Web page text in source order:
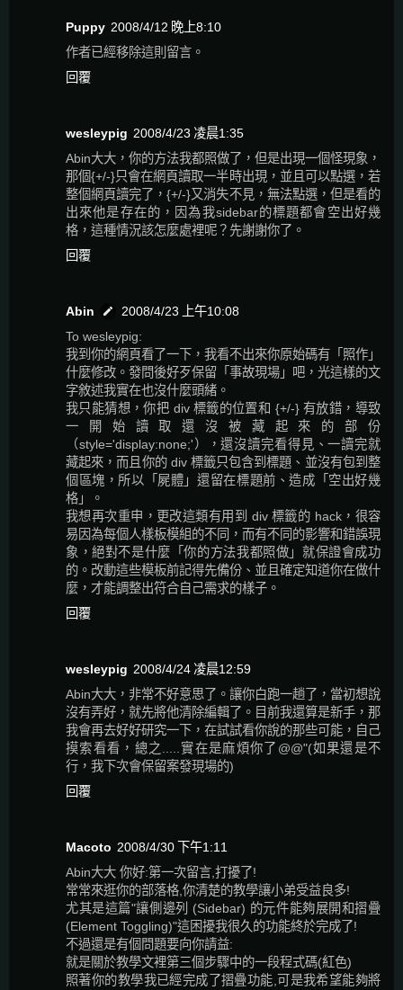
Puppy 2008/4/12 晚上8:10
作者已經移除這則留言。
回覆
wesleypig 2008/4/23 凌晨1:35
Abin大大，你的方法我都照做了，但是出現一個怪現象，
那個{+/-}只會在網頁讀取一半時出現，並且可以點選，若
整個網頁讀完了，{+/-}又消失不見，無法點選，但是看的
出來他是存在的，因為我sidebar的標題都會空出好幾
格，這種情況該怎麼處裡呢？先謝謝你了。
回覆
Abin
2008/4/23 上午10:08
To wesleypig:
我到你的網頁看了一下，我看不出來你原始碼有「照作」
什麼修改。發問後好歹保留「事故現場」吧，光這樣的文
字敘述我實在也沒什麼頭緒。
我只能猜想，你把 div 標籤的位置和 {+/-} 有放錯，導致
一開始讀取還沒被藏起來的部份
（style='display:none;'），還沒讀完看得見、一讀完就
藏起來，而且你的 div 標籤只包含到標題、並沒有包到整
個區塊，所以「屍體」還留在標題前、造成「空出好幾
格」。
我想再次重申，更改這類有用到 div 標籤的 hack，很容
易因為每個人樣板模組的不同，而有不同的影響和錯誤現
象，絕對不是什麼「你的方法我都照做」就保證會成功
的。改動這些模板前記得先備份、並且確定知道你在做什
麼，才能調整出符合自己需求的樣子。
回覆
wesleypig 2008/4/24 凌晨12:59
Abin大大，非常不好意思了。讓你白跑一趟了，當初想說
沒有弄好，就先將他清除編輯了。目前我還算是新手，那
我會再去好好研究一下，在試試看你說的那些可能，自己
摸索看看，總之.....實在是麻煩你了@@"(如果還是不
行，我下次會保留案發現場的)
回覆
Macoto 2008/4/30 下午1:11
Abin大大 你好:第一次留言,打擾了!
常常來逛你的部落格,你清楚的教學讓小弟受益良多!
尤其是這篇"讓側邊列 (Sidebar) 的元件能夠展開和摺疊
(Element Toggling)"這困擾我很久的功能終於完成了!
不過還是有個問題要向你請益:
就是關於教學文裡第三個步驟中的一段程式碼(紅色)
照著你的教學我已經完成了摺疊功能,可是我希望能夠將